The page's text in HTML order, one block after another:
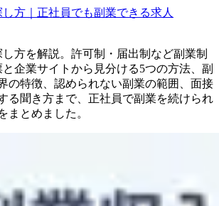
方｜正社員でも副業できる求人
方を解説。許可制・届出制など副業制
企業サイトから見分ける5つの方法、副
の特徴、認められない副業の範囲、面接
る聞き方まで、正社員で副業を続けられ
まとめました。